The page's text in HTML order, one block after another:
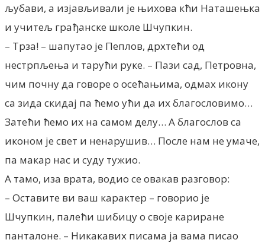
љубави, а изјављивали је њихова кћи Наташењка
и учитељ грађанске школе Шчупкин.
– Трза! – шапутао је Пеплов, дрхтећи од
нестрпљења и тарући руке. – Пази сад, Петровна,
чим почну да говоре о осећањима, одмах икону
са зида скидај па ћемо ући да их благословимо…
Затећи ћемо их на самом делу… А благослов са
иконом је свет и ненарушив… После нам не умаче,
па макар нас и суду тужио.
А тамо, иза врата, водио се овакав разговор:
– Оставите ви ваш карактер – говорио је
Шчупкин, палећи шибицу о своје кариране
панталоне. – Никакавих писама ја вама писао